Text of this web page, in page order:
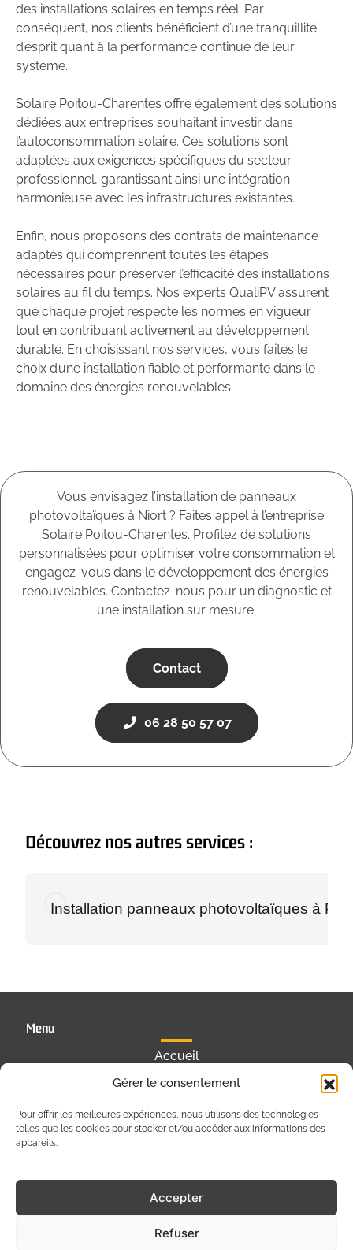
Gérer le consentement
Pour offrir les meilleures expériences, nous utilisons des technologies
telles que les cookies pour stocker et/ou accéder aux informations des
appareils.
Accepter
Refuser
des installations solaires en temps réel. Par
conséquent, nos clients bénéficient d’une tranquillité
d’esprit quant à la performance continue de leur
système.
Solaire Poitou-Charentes offre également des solutions
dédiées aux entreprises souhaitant investir dans
l’autoconsommation solaire. Ces solutions sont
adaptées aux exigences spécifiques du secteur
professionnel, garantissant ainsi une intégration
harmonieuse avec les infrastructures existantes.
Enfin, nous proposons des contrats de maintenance
adaptés qui comprennent toutes les étapes
nécessaires pour préserver l’efficacité des installations
solaires au fil du temps. Nos experts QualiPV assurent
que chaque projet respecte les normes en vigueur
tout en contribuant activement au développement
durable. En choisissant nos services, vous faites le
choix d’une installation fiable et performante dans le
domaine des énergies renouvelables.
Vous envisagez l’installation de panneaux
photovoltaïques à Niort ? Faites appel à l’entreprise
Solaire Poitou-Charentes. Profitez de solutions
personnalisées pour optimiser votre consommation et
engagez-vous dans le développement des énergies
renouvelables. Contactez-nous pour un diagnostic et
une installation sur mesure.
Contact
06 28 50 57 07
Découvrez nos autres services :
Installation panneaux photovoltaïques à
Menu
Accueil
Prestations
Réalisations
Solaire Poitou-Charentes